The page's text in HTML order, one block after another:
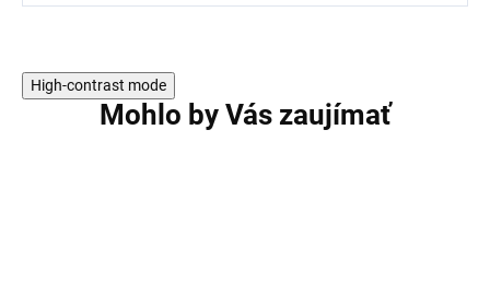
High-contrast mode
Mohlo by Vás zaujímať